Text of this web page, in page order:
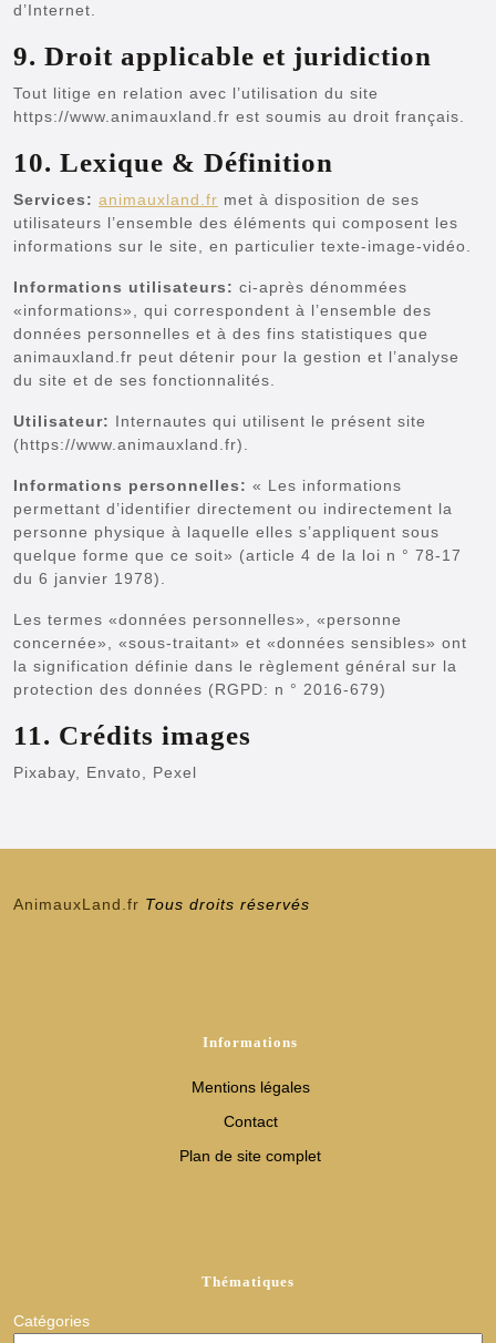
d’Internet.
9. Droit applicable et juridiction
Tout litige en relation avec l’utilisation du site
https://www.animauxland.fr est soumis au droit français.
10. Lexique & Définition
Services: animauxland.fr met à disposition de ses
utilisateurs l’ensemble des éléments qui composent les
informations sur le site, en particulier texte-image-vidéo.
Informations utilisateurs: ci-après dénommées
«informations», qui correspondent à l’ensemble des
données personnelles et à des fins statistiques que
animauxland.fr peut détenir pour la gestion et l’analyse
du site et de ses fonctionnalités.
Utilisateur: Internautes qui utilisent le présent site
(https://www.animauxland.fr).
Informations personnelles: « Les informations
permettant d’identifier directement ou indirectement la
personne physique à laquelle elles s’appliquent sous
quelque forme que ce soit» (article 4 de la loi n ° 78-17
du 6 janvier 1978).
Les termes «données personnelles», «personne
concernée», «sous-traitant» et «données sensibles» ont
la signification définie dans le règlement général sur la
protection des données (RGPD: n ° 2016-679)
11. Crédits images
Pixabay, Envato, Pexel
AnimauxLand.fr Tous droits réservés
Informations
Mentions légales
Contact
Plan de site complet
Thématiques
Catégories